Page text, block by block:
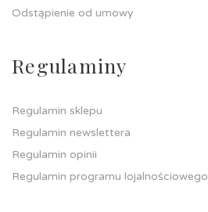
Odstąpienie od umowy
Regulaminy
Regulamin sklepu
Regulamin newslettera
Regulamin opinii
Regulamin programu lojalnościowego